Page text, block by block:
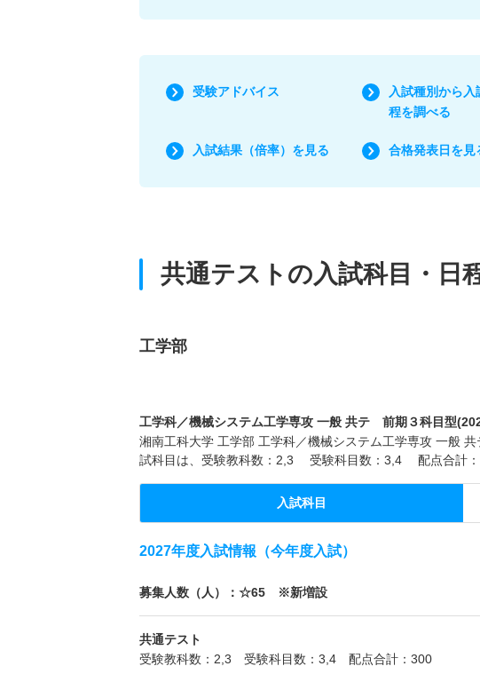
受験アドバイス
入試種別から入
程を調べる
入試結果（倍率）を見る 合格発表日を見
共通テストの入試科目・日
工学部
工学科／機械システム工学専攻 一般 共テ 前期３科目型
湘南工科大学 工学部 工学科／機械システム工学専攻 一般
試科目は、受験教科数：2,3 受験科目数：3,4 配点合計：
入試科目
2027年度入試情報（今年度入試）
募集人数（人）：☆65 ※新増設
共通テスト
受験教科数：2,3 受験科目数：3,4 配点合計：300